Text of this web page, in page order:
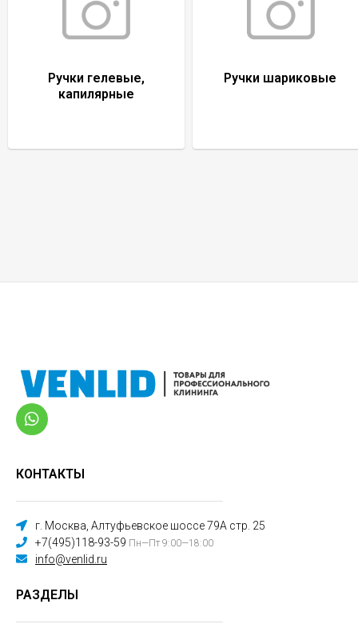
Ручки гелевые,
капилярные
Ручки шариковые
КОНТАКТЫ
г. Москва, Алтуфьевское шоссе 79А стр. 25
+7(495)118-93-59 Пн—Пт 9:00—18:00
info@venlid.ru
РАЗДЕЛЫ